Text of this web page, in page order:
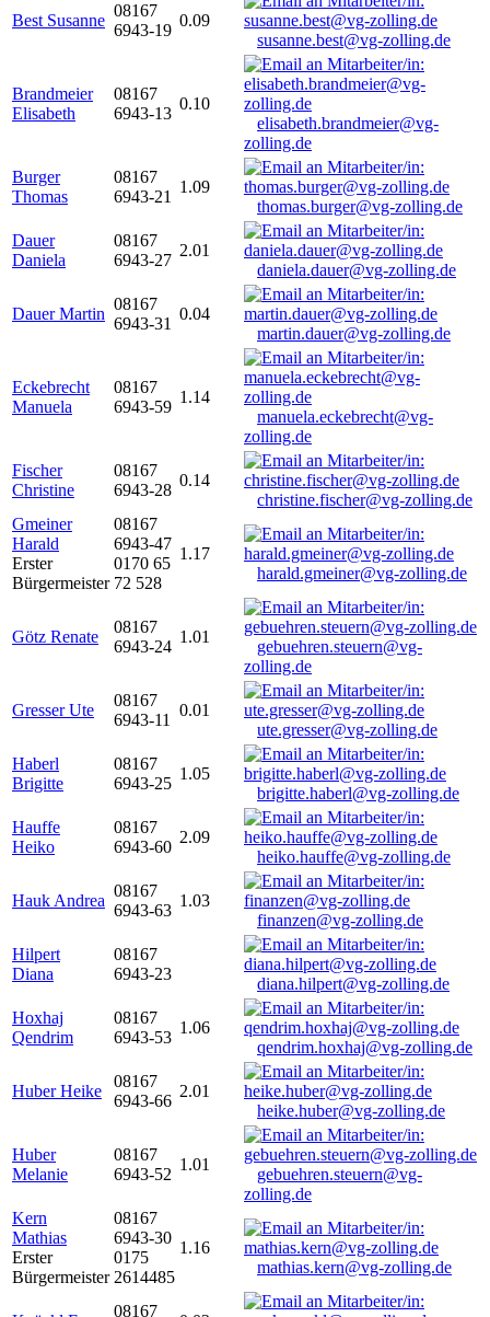
Best Susanne
08167
6943-19
0.09
susanne.best@vg-zolling.de
Brandmeier
Elisabeth
08167
6943-13
0.10
elisabeth.brandmeier@vg-
zolling.de
Burger
Thomas
08167
6943-21
1.09
thomas.burger@vg-zolling.de
Dauer
Daniela
08167
6943-27
2.01
daniela.dauer@vg-zolling.de
Dauer Martin
08167
6943-31
0.04
martin.dauer@vg-zolling.de
Eckebrecht
Manuela
08167
6943-59
1.14
manuela.eckebrecht@vg-
zolling.de
Fischer
Christine
08167
6943-28
0.14
christine.fischer@vg-zolling.de
Gmeiner
Harald
Erster
Bürgermeister
08167
6943-47
0170 65
72 528
1.17
harald.gmeiner@vg-zolling.de
Götz Renate
08167
6943-24
1.01
gebuehren.steuern@vg-
zolling.de
Gresser Ute
08167
6943-11
0.01
ute.gresser@vg-zolling.de
Haberl
Brigitte
08167
6943-25
1.05
brigitte.haberl@vg-zolling.de
Hauffe
Heiko
08167
6943-60
2.09
heiko.hauffe@vg-zolling.de
Hauk Andrea
08167
6943-63
1.03
finanzen@vg-zolling.de
Hilpert
Diana
08167
6943-23
diana.hilpert@vg-zolling.de
Hoxhaj
Qendrim
08167
6943-53
1.06
qendrim.hoxhaj@vg-zolling.de
Huber Heike
08167
6943-66
2.01
heike.huber@vg-zolling.de
Huber
Melanie
08167
6943-52
1.01
gebuehren.steuern@vg-
zolling.de
Kern
Mathias
Erster
Bürgermeister
08167
6943-30
0175
2614485
1.16
mathias.kern@vg-zolling.de
08167